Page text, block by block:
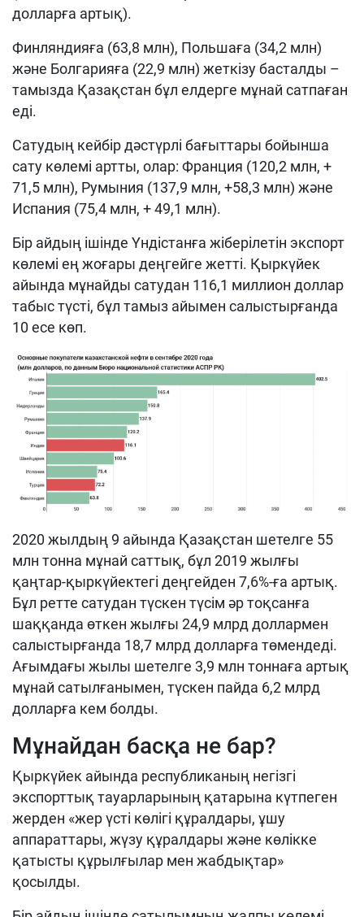
долларға артық).
Финляндияға (63,8 млн), Польшаға (34,2 млн)
және Болгарияға (22,9 млн) жеткізу басталды –
тамызда Қазақстан бұл елдерге мұнай сатпаған
еді.
Сатудың кейбір дәстүрлі бағыттары бойынша
сату көлемі артты, олар: Франция (120,2 млн, +
71,5 млн), Румыния (137,9 млн, +58,3 млн) және
Испания (75,4 млн, + 49,1 млн).
Бір айдың ішінде Үндістанға жіберілетін экспорт
көлемі ең жоғары деңгейге жетті. Қыркүйек
айында мұнайды сатудан 116,1 миллион доллар
табыс түсті, бұл тамыз айымен салыстырғанда
10 есе көп.
2020 жылдың 9 айында Қазақстан шетелге 55
млн тонна мұнай саттық, бұл 2019 жылғы
қаңтар-қыркүйектегі деңгейден 7,6%-ға артық.
Бұл ретте сатудан түскен түсім әр тоқсанға
шаққанда өткен жылғы 24,9 млрд доллармен
салыстырғанда 18,7 млрд долларға төмендеді.
Ағымдағы жылы шетелге 3,9 млн тоннаға артық
мұнай сатылғанымен, түскен пайда 6,2 млрд
долларға кем болды.
Мұнайдан басқа не бар?
Қыркүйек айында республиканың негізгі
экспорттық тауарларының қатарына күтпеген
жерден «жер үсті көлігі құралдары, ұшу
аппараттары, жүзу құралдары және көлікке
қатысты құрылғылар мен жабдықтар»
қосылды.